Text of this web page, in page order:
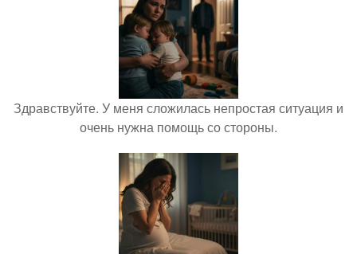
Здравствуйте. У меня сложилась непростая ситуация и
очень нужна помощь со стороны.